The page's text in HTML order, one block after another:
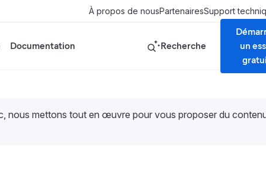
À propos de nousPartenairesSupport
Documentation Recherche
un
nous mettons tout en œuvre pour vous proposer du